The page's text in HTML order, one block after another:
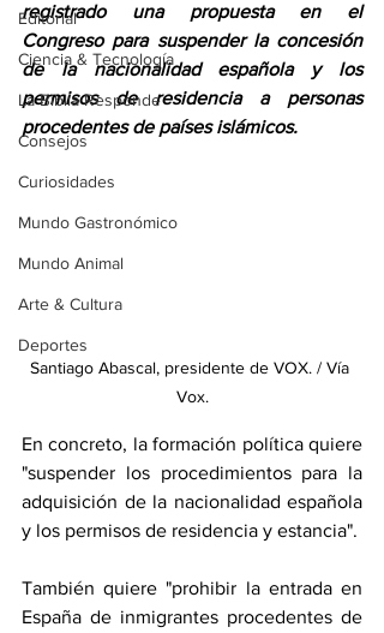
Editorial
Ciencia & Tecnología
La Biblia Responde
Consejos
Curiosidades
Mundo Gastronómico
Mundo Animal
Arte & Cultura
Deportes
registrado una propuesta en el
Congreso para suspender la concesión
de la nacionalidad española y los
permisos de residencia a personas
procedentes de países islámicos.
Santiago Abascal, presidente de VOX. / Vía
Vox.
En concreto, la formación política quiere
"suspender los procedimientos para la
adquisición de la nacionalidad española
y los permisos de residencia y estancia".
También quiere "prohibir la entrada en
España de inmigrantes procedentes de